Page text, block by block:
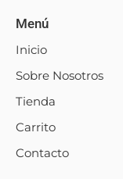
Madera
Barniz
lija.
Menú
Inicio
Sobre Nosotros
Tienda
Carrito
Contacto